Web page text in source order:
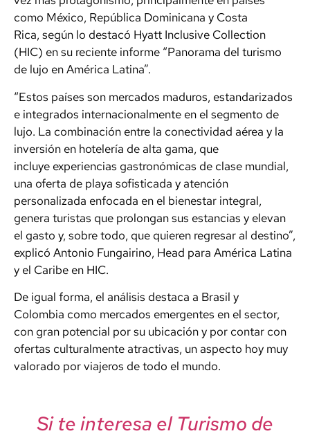
como México, República Dominicana y Costa
Rica, según lo destacó Hyatt Inclusive Collection
(HIC) en su reciente informe “Panorama del turismo
de lujo en América Latina”.
“Estos países son mercados maduros, estandarizados
e integrados internacionalmente en el segmento de
lujo. La combinación entre la conectividad aérea y la
inversión en hotelería de alta gama, que
incluye experiencias gastronómicas de clase mundial,
una oferta de playa sofisticada y atención
personalizada enfocada en el bienestar integral,
genera turistas que prolongan sus estancias y elevan
el gasto y, sobre todo, que quieren regresar al destino”,
explicó Antonio Fungairino, Head para América Latina
y el Caribe en HIC.
De igual forma, el análisis destaca a Brasil y
Colombia como mercados emergentes en el sector,
con gran potencial por su ubicación y por contar con
ofertas culturalmente atractivas, un aspecto hoy muy
valorado por viajeros de todo el mundo.
Si te interesa el Turismo de